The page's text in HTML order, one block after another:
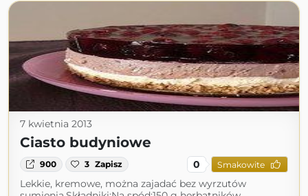
7 kwietnia 2013
Ciasto budyniowe
900 3 Zapisz 0 Smakowite
Lekkie, kremowe, można zajadać bez wyrzutów